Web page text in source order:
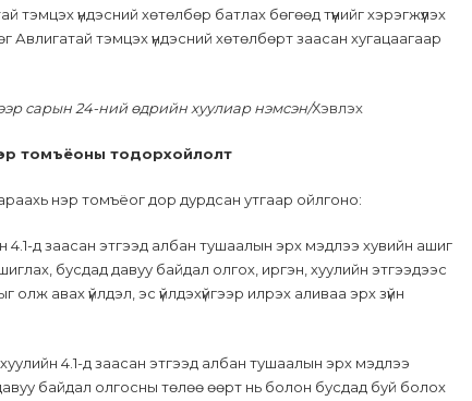
тэмцэх үндэсний хөтөлбөр батлах бөгөөд түүнийг хэрэгжүүлэх
Авлигатай тэмцэх үндэсний хөтөлбөрт заасан хугацаагаар
сарын 24-ний өдрийн хуулиар нэмсэн/Хэвлэх
томъёоны тодорхойлолт
нэр томъёог дор дурдсан утгаар ойлгоно:
4.1-д заасан этгээд албан тушаалын эрх мэдлээ хувийн ашиг
бусдад давуу байдал олгох, иргэн, хуулийн этгээдээс
олж авах үйлдэл, эс үйлдэхүйгээр илрэх аливаа эрх зүйн
4.1-д заасан этгээд албан тушаалын эрх мэдлээ
байдал олгосны төлөө өөрт нь болон бусдад буй болох